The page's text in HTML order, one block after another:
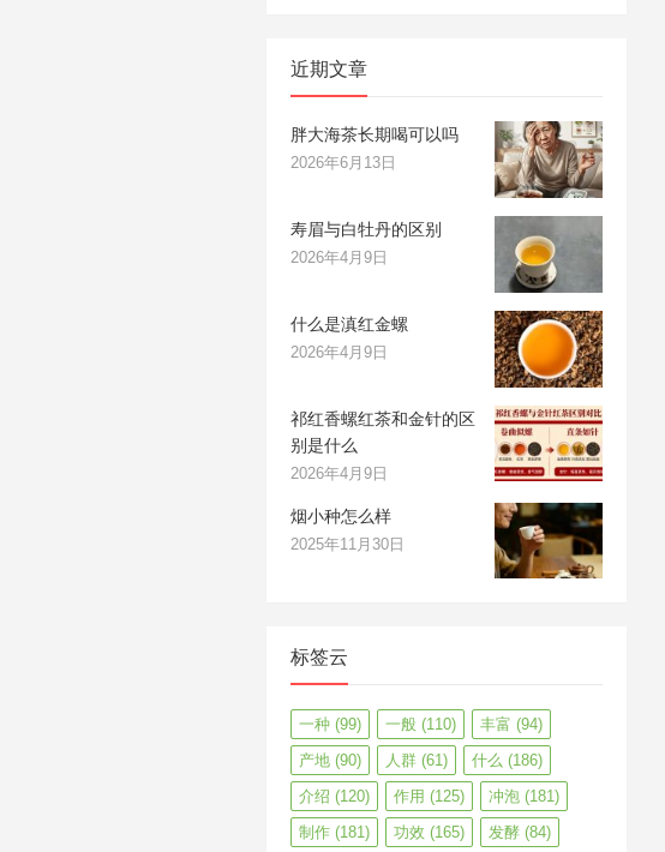
近期文章
胖大海茶长期喝可以吗
2026年6月13日
寿眉与白牡丹的区别
2026年4月9日
什么是滇红金螺
2026年4月9日
祁红香螺红茶和金针的区
别是什么
2026年4月9日
烟小种怎么样
2025年11月30日
标签云
一种 (99) 一般 (110) 丰富 (94)
产地 (90) 人群 (61) 什么 (186)
介绍 (120) 作用 (125) 冲泡 (181)
制作 (181) 功效 (165) 发酵 (84)